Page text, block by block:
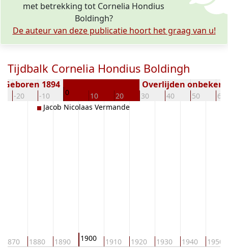
met betrekking tot Cornelia Hondius
Boldingh?
De auteur van deze publicatie hoort het graag van u!
Tijdbalk Cornelia Hondius Boldingh
-20 -10 0 10 20 30 40 50 60
Geboren 1894 Overlijden
1870 1880 1890 1900 1910 1920 1930 1940 1950
Jacob Nicolaas Vermande